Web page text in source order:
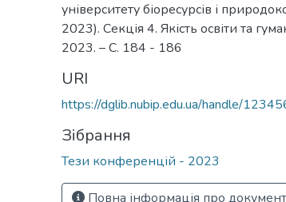
університету біоресурсів і
2023). Секція 4. Якість освіти та
2023. – С. 184 - 186
URI
https://dglib.nubip.edu.ua/handle/
Зібрання
Тези конференцій - 2023
Повна інформація про документ